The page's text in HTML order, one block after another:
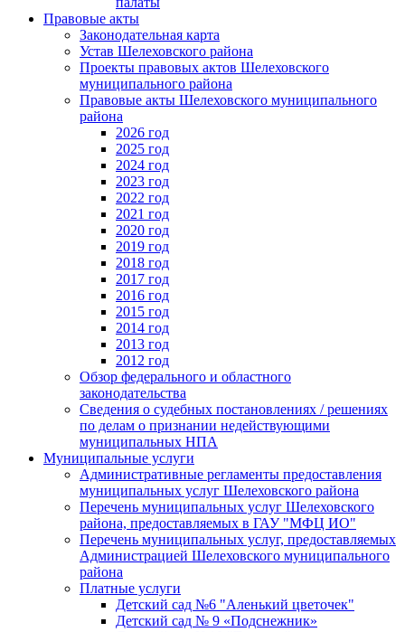
Правовые акты
Законодательная карта
Устав Шелеховского района
Проекты правовых актов Шелеховского
муниципального района
Правовые акты Шелеховского муниципального
района
2026 год
2025 год
2024 год
2023 год
2022 год
2021 год
2020 год
2019 год
2018 год
2017 год
2016 год
2015 год
2014 год
2013 год
2012 год
Обзор федерального и областного
законодательства
Сведения о судебных постановлениях / решениях
по делам о признании недействующими
муниципальных НПА
Муниципальные услуги
Административные регламенты предоставления
муниципальных услуг Шелеховского района
Перечень муниципальных услуг Шелеховского
района, предоставляемых в ГАУ "МФЦ ИО"
Перечень муниципальных услуг, предоставляемых
Администрацией Шелеховского муниципального
района
Платные услуги
Детский сад №6 "Аленький цветочек"
Детский сад № 9 «Подснежник»